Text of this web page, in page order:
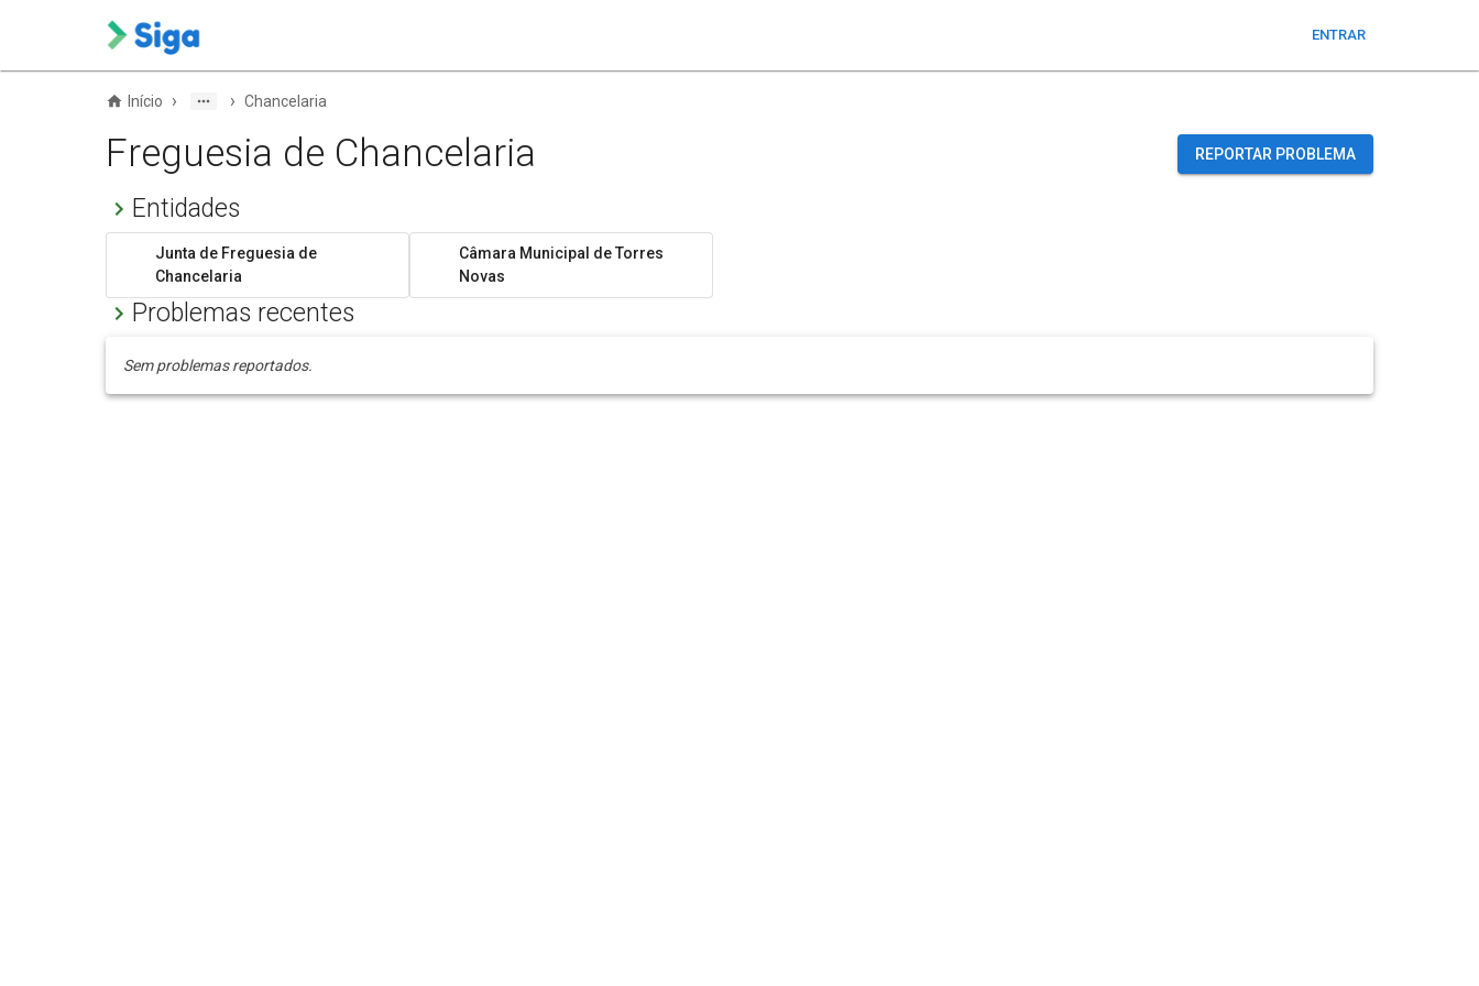
ENTRAR
Início › › Chancelaria
Freguesia de Chancelaria REPORTAR PROBLEMA
Entidades
Junta de Freguesia de
Chancelaria
Câmara Municipal de Torres
Novas
Problemas recentes
Sem problemas reportados.